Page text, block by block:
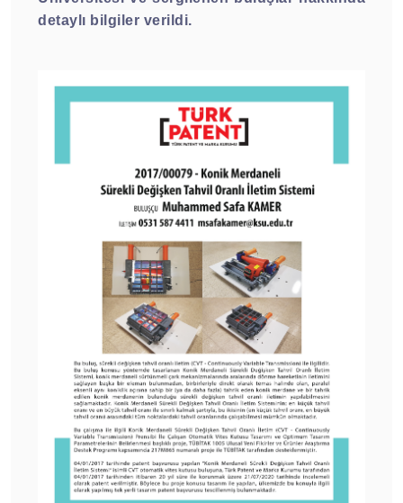
detaylı bilgiler verildi.